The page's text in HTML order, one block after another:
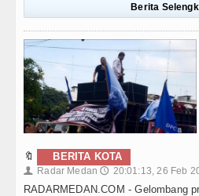
Berita
🔖 BERITA KOTA
👤 Radar Medan 🕔 20:01:13, 26 Feb
RADARMEDAN.COM - Gelombang